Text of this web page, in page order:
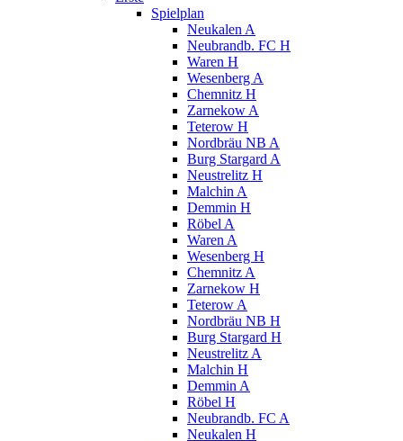
Spielplan
Neukalen A
Neubrandb. FC H
Waren H
Wesenberg A
Chemnitz H
Zarnekow A
Teterow H
Nordbräu NB A
Burg Stargard A
Neustrelitz H
Malchin A
Demmin H
Röbel A
Waren A
Wesenberg H
Chemnitz A
Zarnekow H
Teterow A
Nordbräu NB H
Burg Stargard H
Neustrelitz A
Malchin H
Demmin A
Röbel H
Neubrandb. FC A
Neukalen H